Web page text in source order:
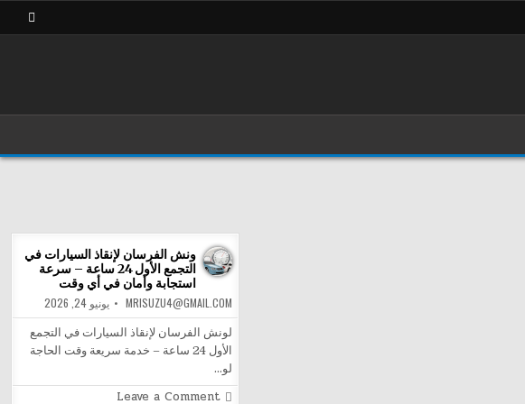
ونش الفرسان لإنقاذ السيارات في
التجمع الأول 24 ساعة – سرعة
استجابة وأمان في أي وقت
MRISUZU4@GMAIL.COM يونيو 24, 2026
لونش الفرسان لإنقاذ السيارات في التجمع
الأول 24 ساعة – خدمة سريعة وقت الحاجة
لو…
Leave a Comment
on